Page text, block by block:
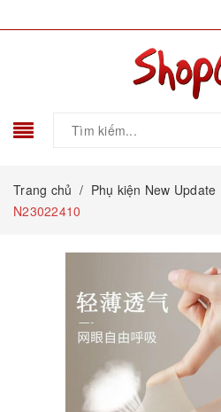
Trang chủ / Phụ kiện New Update
N23022410